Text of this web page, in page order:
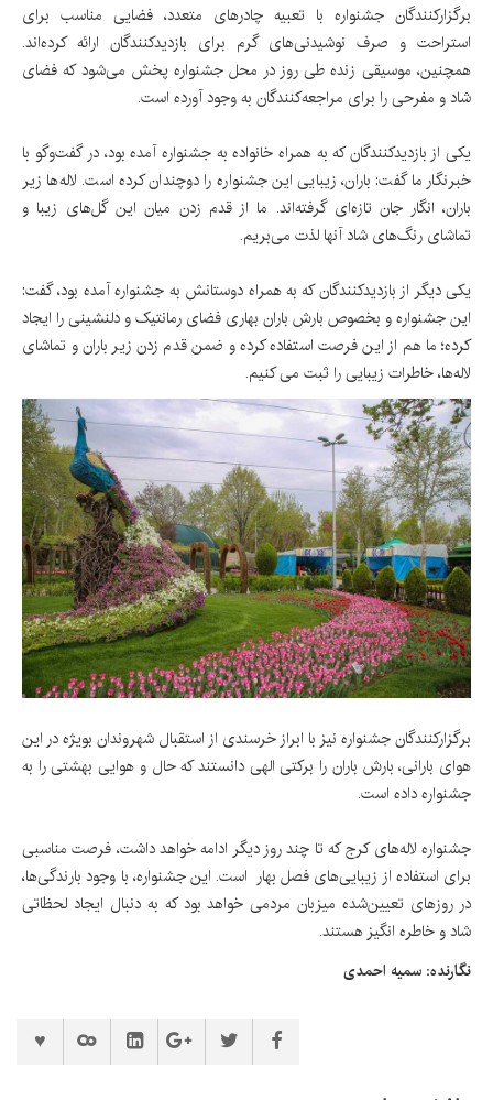
برگزارکنندگان جشنواره با تعبیه چادرهای متعدد، فضایی مناسب برای
استراحت و صرف نوشیدنی‌های گرم برای بازدیدکنندگان ارائه کرده‌اند.
همچنین، موسیقی زنده طی روز در محل جشنواره پخش می‌شود که فضای
شاد و مفرحی را برای مراجعه‌کنندگان به وجود آورده است.
یکی از بازدیدکنندگان که به همراه خانواده به جشنواره آمده بود، در گفت‌وگو با
خبرنگار ما گفت: باران، زیبایی این جشنواره را دوچندان کرده است. لاله‌ها زیر
باران، انگار جان تازه‌ای گرفته‌اند. ما از قدم زدن میان این گل‌های زیبا و
تماشای رنگ‌های شاد آنها لذت می‌بریم.
یکی دیگر از بازدیدکنندگان که به همراه دوستانش به جشنواره آمده بود، گفت:
این جشنواره و بخصوص بارش باران بهاری فضای رمانتیک و دلنشینی را ایجاد
کرده؛ ما هم از این فرصت استفاده کرده و ضمن قدم زدن زیر باران و تماشای
لاله‌ها، خاطرات زیبایی را ثبت می کنیم.
برگزارکنندگان جشنواره‌ نیز با ابراز خرسندی از استقبال شهروندان بویژه در این
هوای بارانی، بارش باران را برکتی الهی دانستند که حال و هوایی بهشتی را به
جشنواره داده است.
جشنواره لاله‌های کرج که تا چند روز دیگر ادامه خواهد داشت، فرصت مناسبی
برای استفاده از زیبایی‌های فصل بهار است. این جشنواره، با وجود بارندگی‌ها،
در روزهای تعیین‌شده میزبان مردمی‌ خواهد بود که به دنبال ایجاد لحظاتی
شاد و خاطره انگیز هستند.
نگارنده: سمیه احمدی